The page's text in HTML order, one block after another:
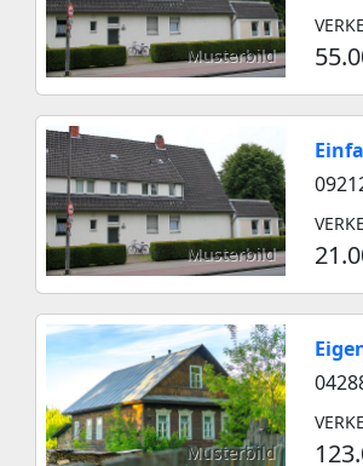
Musterbild
Musterbild
Musterbild